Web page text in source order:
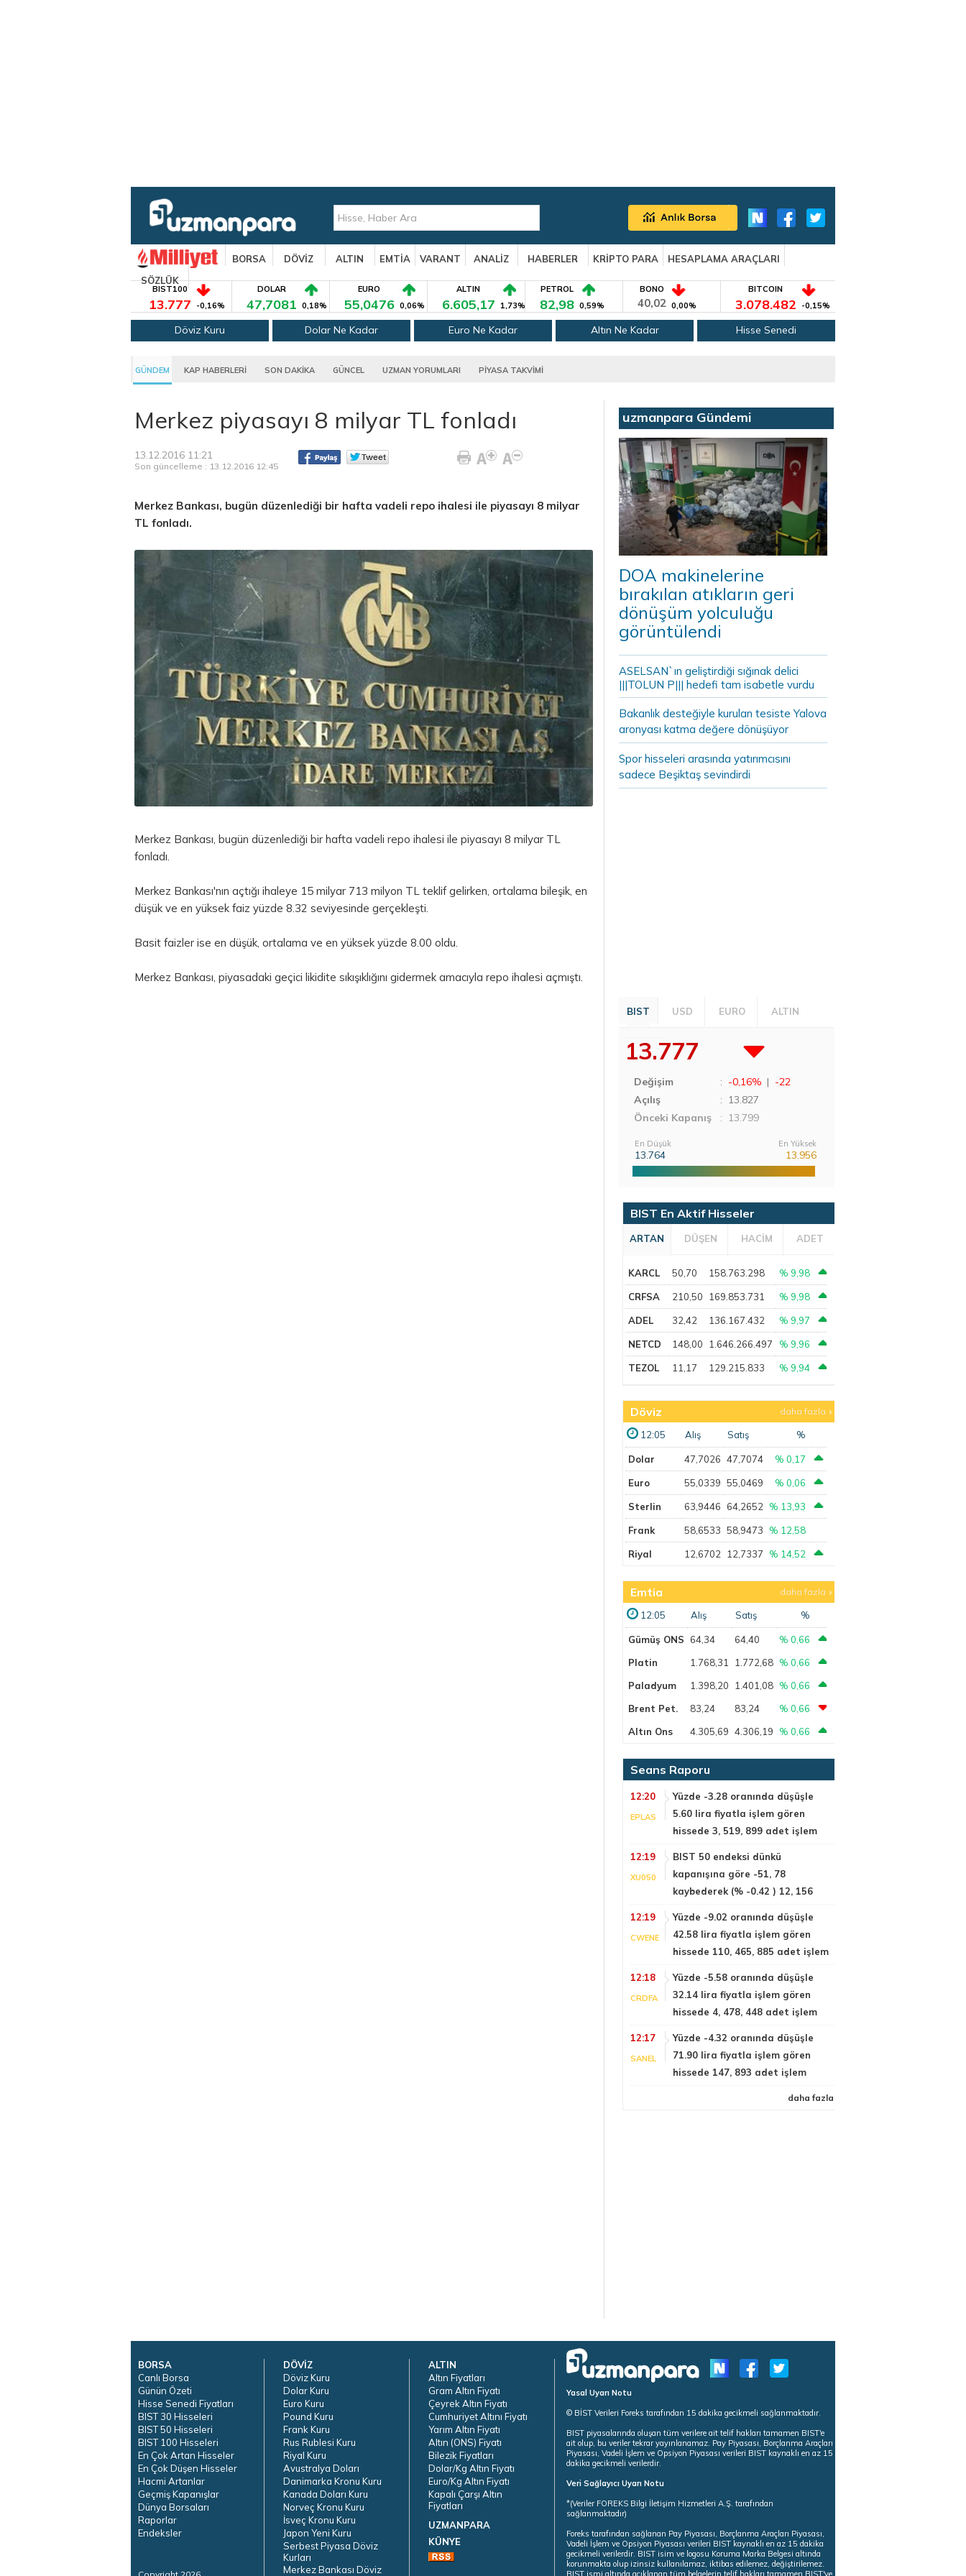
BORSA DÖVİZ ALTIN EMTİA VARANT ANALİZ HABERLER KRİPTO PARA
HESAPLAMA ARAÇLARI
SÖZLÜK
BIST100
13.777 -0,16%
DOLAR
47,7081 0,18%
EURO
55,0476 0,06%
ALTIN
6.605,17 1,73%
PETROL
82,98 0,59%
BONO
40,02 0,00%
BITCOIN
3.078.482 -0,15%
Döviz Kuru Dolar Ne Kadar Euro Ne Kadar Altın Ne Kadar Hisse Senedi
GÜNDEM KAP HABERLERİ SON DAKİKA GÜNCEL UZMAN YORUMLARI PİYASA TAKVİMİ
Merkez piyasayı 8 milyar TL fonladı
13.12.2016 11:21
Son güncelleme : 13.12.2016 12:45
Merkez Bankası, bugün düzenlediği bir hafta vadeli repo ihalesi ile piyasayı 8 milyar
TL fonladı.
Merkez Bankası, bugün düzenlediği bir hafta vadeli repo ihalesi ile piyasayı 8 milyar TL
fonladı.
Merkez Bankası'nın açtığı ihaleye 15 milyar 713 milyon TL teklif gelirken, ortalama bileşik, en
düşük ve en yüksek faiz yüzde 8.32 seviyesinde gerçekleşti.
Basit faizler ise en düşük, ortalama ve en yüksek yüzde 8.00 oldu.
Merkez Bankası, piyasadaki geçici likidite sıkışıklığını gidermek amacıyla repo ihalesi açmıştı.
uzmanpara Gündemi
DOA makinelerine
bırakılan atıkların geri
dönüşüm yolculuğu
görüntülendi
ASELSAN`ın geliştirdiği sığınak delici
|||TOLUN P||| hedefi tam isabetle vurdu
Bakanlık desteğiyle kurulan tesiste Yalova
aronyası katma değere dönüşüyor
Spor hisseleri arasında yatırımcısını
sadece Beşiktaş sevindirdi
BIST USD EURO ALTIN
13.777
Değişim : -0,16% | -22
Açılış
: 13.827
Önceki Kapanış
: 13.799
En Düşük
13.764
En Yüksek
13.956
BIST En Aktif Hisseler
ARTAN DÜŞEN HACİM ADET
KARCL 50,70 158.763.298 % 9,98
CRFSA 210,50 169.853.731 % 9,98
ADEL 32,42 136.167.432 % 9,97
NETCD 148,00 1.646.266.497 % 9,96
TEZOL 11,17 129.215.833 % 9,94
Döviz daha fazla
12:05 Alış Satış %
Dolar 47,7026 47,7074 % 0,17
Euro 55,0339 55,0469 % 0,06
Sterlin 63,9446 64,2652 % 13,93
Frank 58,6533 58,9473 % 12,58
Riyal 12,6702 12,7337 % 14,52
Emtia daha fazla
12:05 Alış Satış %
Gümüş ONS 64,34 64,40
% 0,66
Platin
1.768,31 1.772,68 % 0,66
Paladyum
1.398,20 1.401,08 % 0,66
Brent Pet.
83,24 83,24
% 0,66
Altın Ons
4.305,69 4.306,19 % 0,66
Seans Raporu
12:20
EPLAS
Yüzde -3.28 oranında düşüşle
5.60 lira fiyatla işlem gören
hissede 3, 519, 899 adet işlem
12:19
XU050
BIST 50 endeksi dünkü
kapanışına göre -51, 78
kaybederek (% -0.42 ) 12, 156
12:19
CWENE
Yüzde -9.02 oranında düşüşle
42.58 lira fiyatla işlem gören
hissede 110, 465, 885 adet işlem
12:18
CRDFA
Yüzde -5.58 oranında düşüşle
32.14 lira fiyatla işlem gören
hissede 4, 478, 448 adet işlem
12:17
SANEL
Yüzde -4.32 oranında düşüşle
71.90 lira fiyatla işlem gören
hissede 147, 893 adet işlem
daha fazla
BORSA
Canlı Borsa
Günün Özeti
Hisse Senedi Fiyatları
BIST 30 Hisseleri
BIST 50 Hisseleri
BIST 100 Hisseleri
En Çok Artan Hisseler
En Çok Düşen Hisseler
Hacmi Artanlar
Geçmiş Kapanışlar
Dünya Borsaları
Raporlar
Endeksler
DÖVİZ
Döviz Kuru
Dolar Kuru
Euro Kuru
Pound Kuru
Frank Kuru
Rus Rublesi Kuru
Riyal Kuru
Avustralya Doları
Danimarka Kronu Kuru
Kanada Doları Kuru
Norveç Kronu Kuru
İsveç Kronu Kuru
Japon Yeni Kuru
Serbest Piyasa Döviz
Kurları
Merkez Bankası Döviz
ALTIN
Altın Fiyatları
Gram Altın Fiyatı
Çeyrek Altın Fiyatı
Cumhuriyet Altını Fiyatı
Yarım Altın Fiyatı
Altın (ONS) Fiyatı
Bilezik Fiyatları
Dolar/Kg Altın Fiyatı
Euro/Kg Altın Fiyatı
Kapalı Çarşı Altın
Fiyatları
UZMANPARA
KÜNYE
Yasal Uyarı Notu
© BİST Verileri Foreks tarafından 15 dakika gecikmeli sağlanmaktadır.
BIST piyasalarında oluşan tüm verilere ait telif hakları tamamen BIST'e
ait olup, bu veriler tekrar yayınlanamaz. Pay Piyasası, Borçlanma Araçları
Piyasası, Vadeli İşlem ve Opsiyon Piyasası verileri BIST kaynaklı en az 15
dakika gecikmeli verilerdir.
Veri Sağlayıcı Uyarı Notu
*(Veriler FOREKS Bilgi İletişim Hizmetleri A.Ş. tarafından
sağlanmaktadır)
Foreks tarafından sağlanan Pay Piyasası, Borçlanma Araçları Piyasası,
Vadeli İşlem ve Opsiyon Piyasası verileri BIST kaynaklı en az 15 dakika
gecikmeli verilerdir. BIST isim ve logosu Koruma Marka Belgesi altında
korunmakta olup izinsiz kullanılamaz, iktibas edilemez, değiştirilemez.
BIST ismi altında açıklanan tüm belgelerin telif hakları tamamen BIST'ye